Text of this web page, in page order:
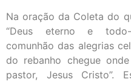
Na oração da Coleta do
“Deus eterno e todo-
comunhão das alegrias
do rebanho chegue
pastor, Jesus Cristo”.